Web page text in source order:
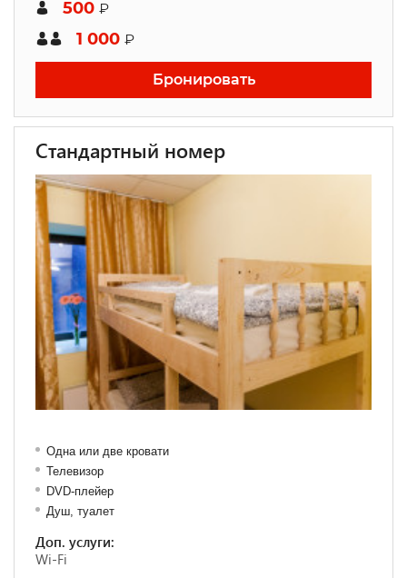
500 ₽
1 000 ₽
Бронировать
Стандартный номер
Одна или две кровати
Телевизор
DVD-плейер
Душ, туалет
Доп. услуги:
Wi-Fi